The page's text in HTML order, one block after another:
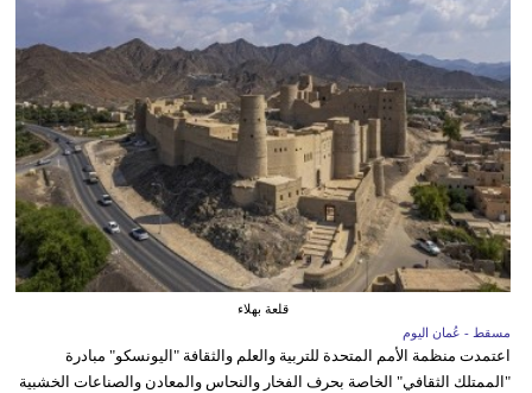
قلعة بهلاء
مسقط - عُمان اليوم
اعتمدت منظمة الأمم المتحدة للتربية والعلم والثقافة "اليونسكو" مبادرة
"الممتلك الثقافي" الخاصة بحرف الفخار والنحاس والمعادن والصناعات الخشبية